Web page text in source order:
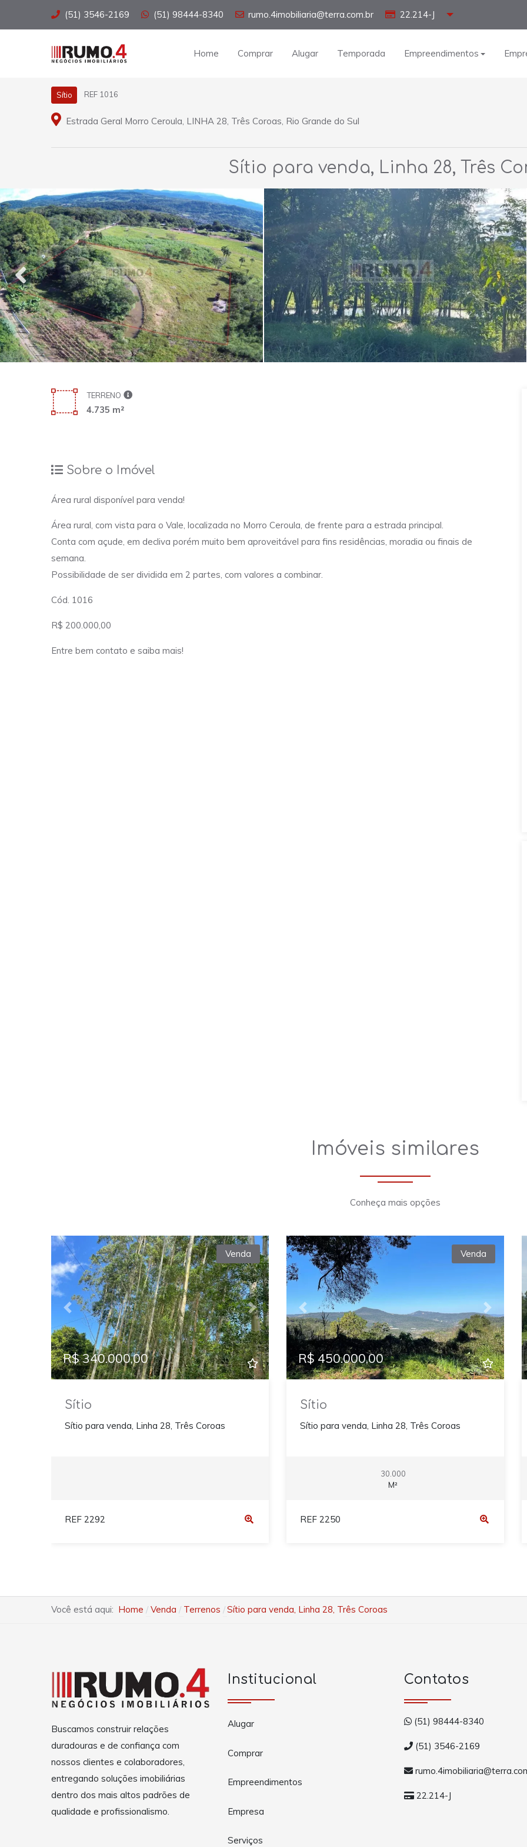
(51) 3546-2169 (51) 98444-8340 rumo.4imobiliaria@terra.com.br 22.214-J
Home Comprar Alugar Temporada Empreendimentos
Sítio REF 1016
Estrada Geral Morro Ceroula, LINHA 28, Três Coroas, Rio Grande do Sul
Sítio para venda, Linha 28, Três
TERRENO
4.735 m²
Sobre o Imóvel
Área rural disponível para venda!
Área rural, com vista para o Vale, localizada no Morro Ceroula, de frente para a estrada principal.
Conta com açude, em decliva porém muito bem aproveitável para fins residências, moradia ou finais de
semana.
Possibilidade de ser dividida em 2 partes, com valores a combinar.
Cód. 1016
R$ 200.000,00
Entre bem contato e saiba mais!
Imóveis similares
Conheça mais opções
Previous Next
Venda
R$ 340.000,00
Sítio
Sítio para venda, Linha 28, Três Coroas
REF 2292
Previous Next
Venda
R$ 450.000,00
Sítio
Sítio para venda, Linha 28, Três Coroas
30.000
M²
REF 2250
Você está aqui: Home Venda Terrenos Sítio para venda, Linha 28, Três Coroas
Buscamos construir relações
duradouras e de confiança com
nossos clientes e colaboradores,
entregando soluções imobiliárias
dentro dos mais altos padrões de
qualidade e profissionalismo.
Institucional
Alugar
Comprar
Empreendimentos
Empresa
Serviços
Contatos
(51) 98444-8340
(51) 3546-2169
22.214-J